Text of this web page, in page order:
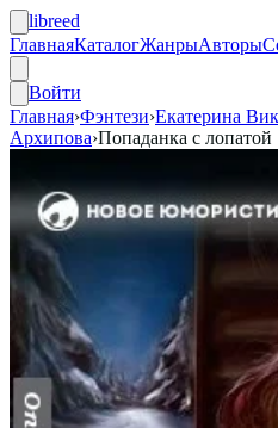
libreed
ГлавнаяКаталогЖанрыАвторы
Войти
Главная›Фэнтези›Екатерина
Архипова›Попаданка с лопатой